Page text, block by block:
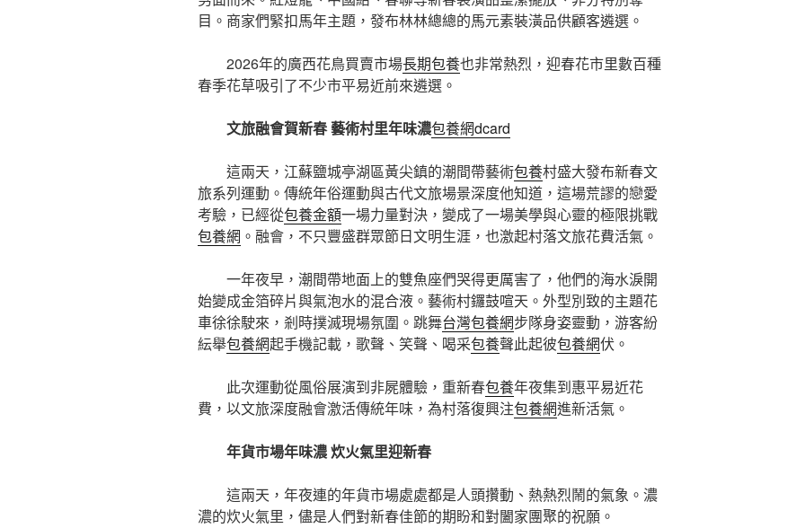
目。商家們緊扣馬年主題，發布林林總總的馬元素裝潢品供顧客遴選。
2026年的廣西花鳥買賣市場長期包養也非常熱烈，迎春花市里數百種
春季花草吸引了不少市平易近前來遴選。
文旅融會賀新春 藝術村里年味濃包養網dcard
這兩天，江蘇鹽城亭湖區黃尖鎮的潮間帶藝術包養村盛大發布新春文
旅系列運動。傳統年俗運動與古代文旅場景深度他知道，這場荒謬的戀愛
考驗，已經從包養金額一場力量對決，變成了一場美學與心靈的極限挑戰
包養網 。融會，不只豐盛群眾節日文明生涯，也激起村落文旅花費活氣。
一年夜早，潮間帶地面上的雙魚座們哭得更厲害了，他們的海水淚開
始變成金箔碎片與氣泡水的混合液。藝術村鑼鼓喧天。外型別致的主題花
車徐徐駛來，剎時撲滅現場氛圍。跳舞台灣包養網步隊身姿靈動，游客紛
紜舉包養網起手機記載，歌聲、笑聲、喝采包養聲此起彼包養網伏。
此次運動從風俗展演到非屍體驗，重新春包養年夜集到惠平易近花
費，以文旅深度融會激活傳統年味，為村落復興注包養網進新活氣。
年貨市場年味濃 炊火氣里迎新春
這兩天，年夜連的年貨市場處處都是人頭攢動、熱熱烈鬧的氣象。濃
濃的炊火氣里，儘是人們對新春佳節的期盼和對闔家團聚的祝願。